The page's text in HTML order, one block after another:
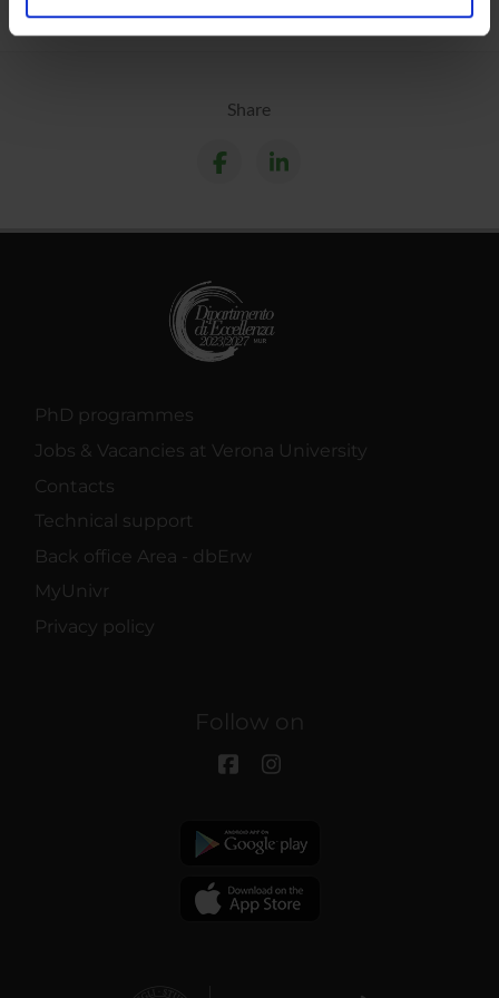
analizzare il nostro traffico. Condividiamo inoltre
raccolto dal tuo utilizzo dei loro servizi.
Share
PhD programmes
Jobs & Vacancies at Verona University
Contacts
Technical support
Back office Area - dbErw
MyUnivr
Privacy policy
Follow on